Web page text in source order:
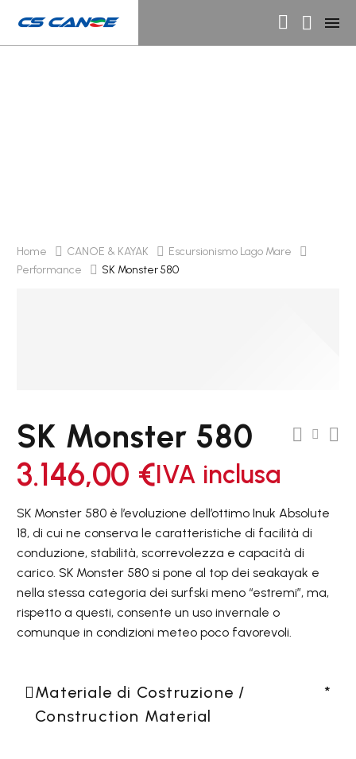
Home CANOE & KAYAK
Escursionismo Lago Mare
Performance
SK Monster 580
SK Monster 580
3.146,00 €IVA inclusa
SK Monster 580 è l’evoluzione dell’ottimo Inuk Absolute
18, di cui ne conserva le caratteristiche di facilità di
conduzione, stabilità, scorrevolezza e capacità di
carico. SK Monster 580 si pone al top dei seakayak e
nella stessa categoria dei surfski meno “estremi”, ma,
rispetto a questi, consente un uso invernale o
comunque in condizioni meteo poco favorevoli.
Materiale di Costruzione /
Construction Material
*